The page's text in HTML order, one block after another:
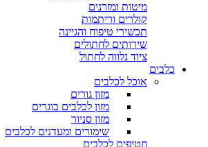
מיטות ומזרנים
קולרים וריתמות
תכשירי טיפוח והגיינה
שירותים לחתולים
ציוד נלווה לחתול
כלבים
אוכל לכלבים
מזון גורים
מזון לכלבים בוגרים
מזון סניור
שימורים ומעדנים לכלבים
חטיפים לכלבים